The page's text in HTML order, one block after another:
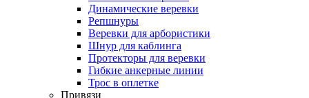
Динамические веревки
Репшнуры
Веревки для арбористики
Шнур для каблинга
Протекторы для веревки
Гибкие анкерные линии
Трос в оплетке
Привязи